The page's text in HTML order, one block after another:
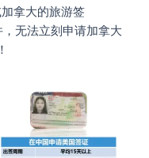
加拿大的旅游签
，无法立刻申请加拿大